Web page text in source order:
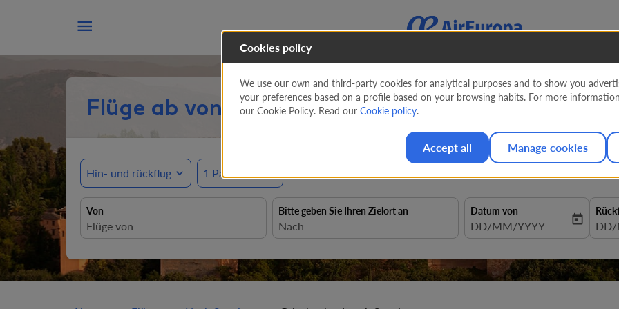

Flüge ab von Griechenland nach Spanien ab197
Hin- und rückflug expand_more 1 Passagiere expand_more
Von Bitte geben Sie Ihren Zielort an Datum von
fc-booking-departure-date-
DD/MM/YYYY today fc-
DD/
Cookies policy
We use our own and third-party cookies for analytical purposes and to show you
your preferences based on a profile based on your browsing habits. For more
our Cookie Policy. Read our Cookie policy.
Accept all Manage cookies